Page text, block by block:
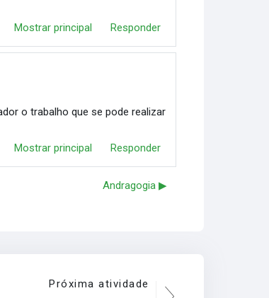
Mostrar principal Responder
o trabalho que se pode realizar
Mostrar principal Responder
Andragogia ▶︎
Próxima atividade